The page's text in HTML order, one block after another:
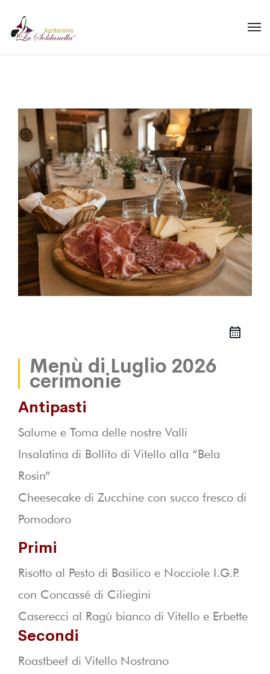
Menù di Luglio 2026
cerimonie
Antipasti
Salume e Toma delle nostre Valli
Insalatina di Bollito di Vitello alla “Bela
Rosin”
Cheesecake di Zucchine con succo fresco di
Pomodoro
Primi
Risotto al Pesto di Basilico e Nocciole I.G.P.
con Concassé di Ciliegini
Caserecci al Ragù bianco di Vitello e Erbette
Secondi
Roastbeef di Vitello Nostrano